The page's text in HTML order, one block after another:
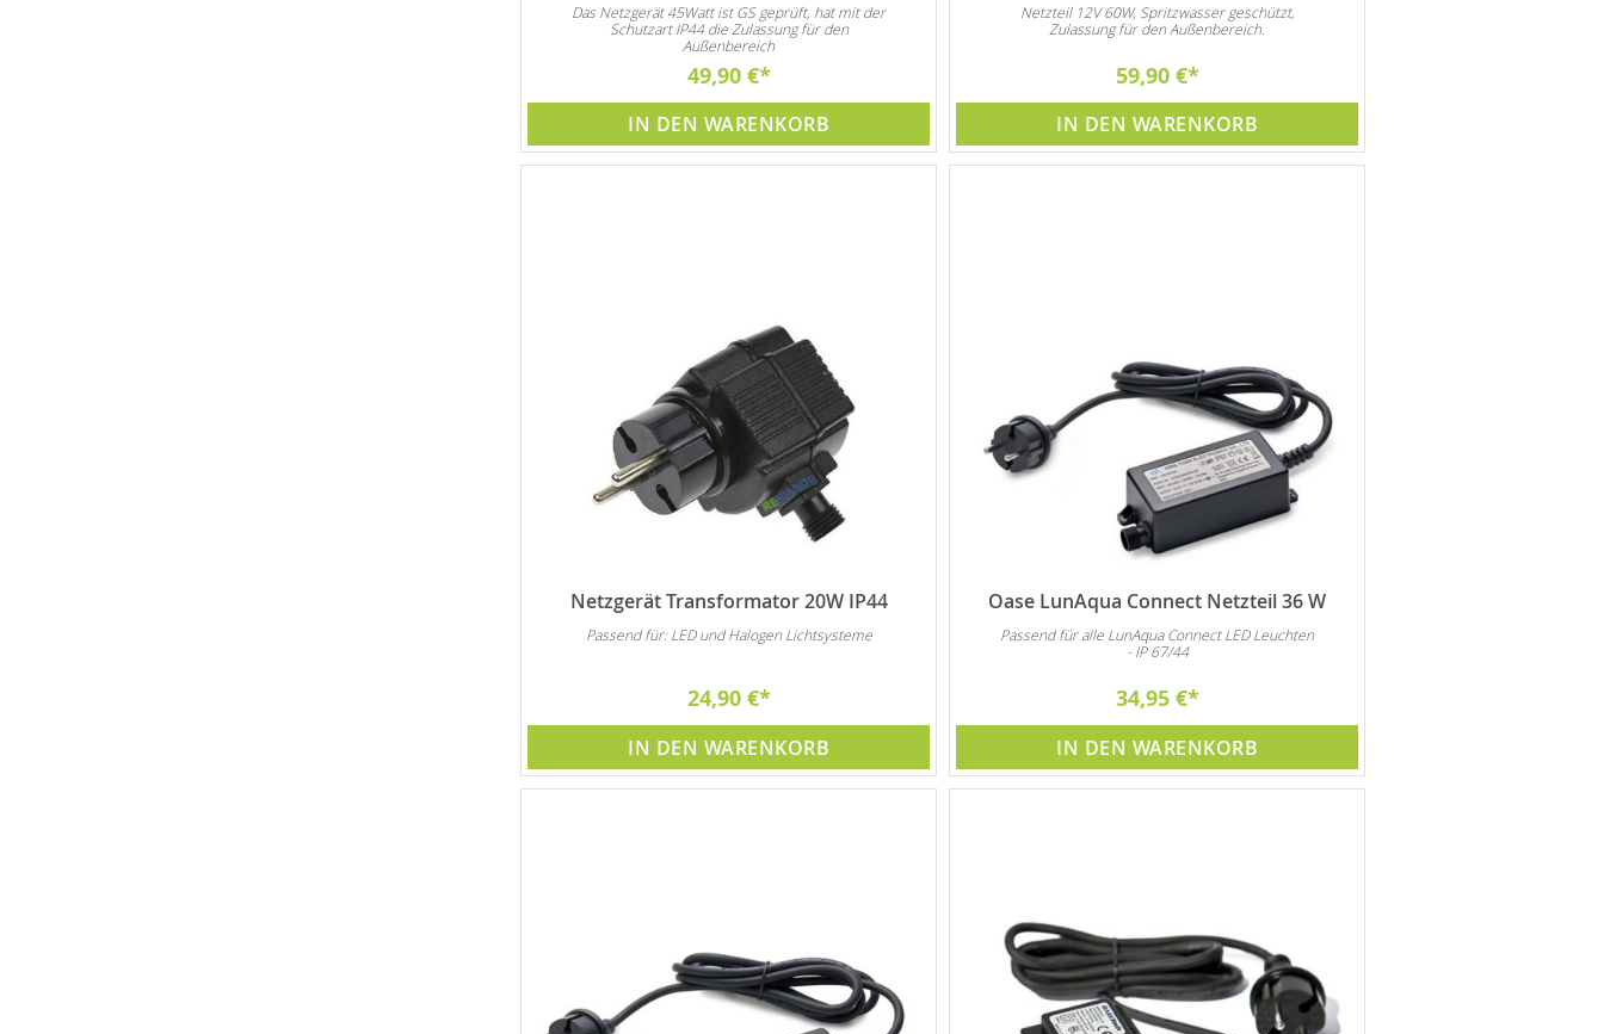
Das Netzgerät 45Watt ist GS geprüft, hat mit der
Schutzart IP44 die Zulassung für den
Außenbereich
49,90 €
IN DEN WARENKORB
Netzteil 12V 60W, Spritzwasser geschützt,
Zulassung für den Außenbereich.
59,90 €
IN DEN WARENKORB
Netzgerät Transformator 20W IP44
Passend für: LED und Halogen Lichtsysteme
24,90 €
IN DEN WARENKORB
Oase LunAqua Connect Netzteil 36 W
Passend für alle LunAqua Connect LED Leuchten
- IP 67/44
34,95 €
IN DEN WARENKORB